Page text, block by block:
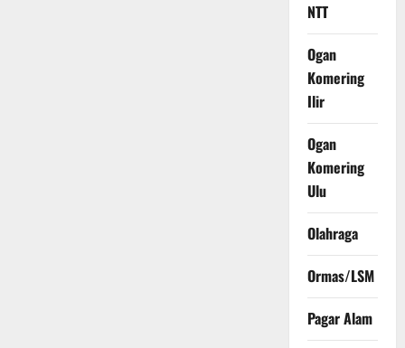
NTT
Ogan
Komering
Ilir
Ogan
Komering
Ulu
Olahraga
Ormas/LSM
Pagar Alam